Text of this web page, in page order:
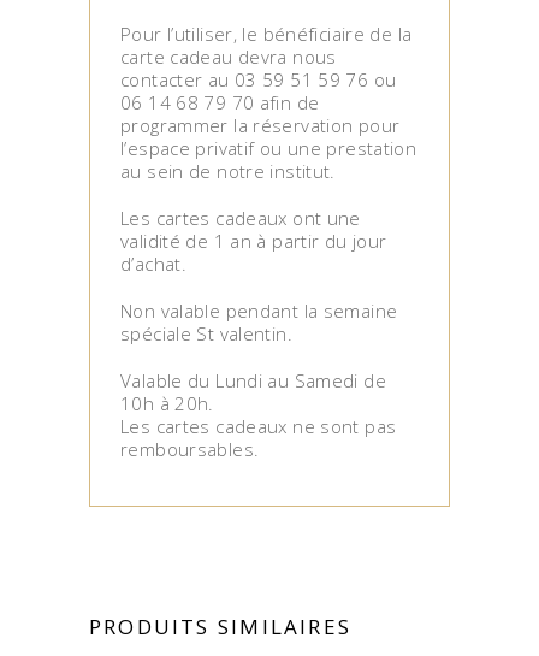
Pour l’utiliser, le bénéficiaire de la
carte cadeau devra nous
contacter au 03 59 51 59 76 ou
06 14 68 79 70 afin de
programmer la réservation pour
l’espace privatif ou une prestation
au sein de notre institut.
Les cartes cadeaux ont une
validité de 1 an à partir du jour
d’achat.
Non valable pendant la semaine
spéciale St valentin.
Valable du Lundi au Samedi de
10h à 20h.
Les cartes cadeaux ne sont pas
remboursables.
PRODUITS SIMILAIRES